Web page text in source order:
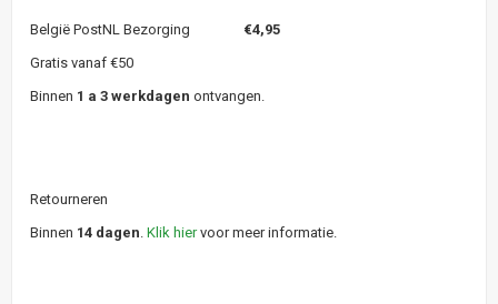
België PostNL Bezorging €4,95
Gratis vanaf €50
Binnen 1 a 3 werkdagen ontvangen.
Retourneren
Binnen 14 dagen Klik hiervoor meer informatie.